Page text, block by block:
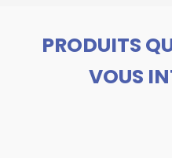
PRODUITS
VOUS